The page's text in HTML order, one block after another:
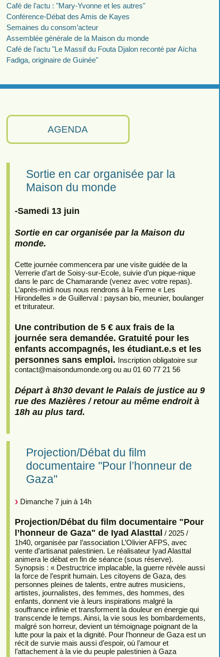
AGENDA
Sortie en car organisée par la
Maison du monde
-Samedi 13 juin
Sortie en car organisée par la Maison du
monde.
Cette journée commencera par une visite guidée de la
Verrerie d’art de Soisy-sur-Ecole, suivie d’un pique-nique
dans le parc de Chamarande (venez avec votre repas).
L’après-midi nous nous rendrons à la Ferme « Les
Hirondelles » de Guillerval : paysan bio, meunier, boulanger
et triturateur.
Une contribution de 5 € aux frais de la
journée sera demandée. Gratuité pour les
enfants accompagnés, les étudiant.e.s et les
personnes sans emploi. Inscription obligatoire sur
contact@maisondumonde.org ou au 01 60 77 21 56
Départ à 8h30 devant le Palais de justice au 9
rue des Mazières / retour au même endroit à
18h au plus tard.
Projection/Débat du film
documentaire "Pour l’honneur de
Gaza"
Dimanche 7 juin à 14h
Projection/Débat du film documentaire "Pour
l’honneur de Gaza" de Iyad Alasttal / 2025 /
1h40, organisée par l’association L’Olivier AFPS, avec
vente d’artisanat palestinien. Le réalisateur Iyad Alasttal
animera le débat en fin de séance (sous réserve).
Synopsis : « Destructrice implacable, la guerre révèle aussi
la force de l’esprit humain. Les citoyens de Gaza, des
personnes pleines de talents, entre autres musiciens,
artistes, journalistes, des femmes, des hommes, des
enfants, donnent vie à leurs inspirations malgré la
souffrance infinie et transforment la douleur en énergie qui
transcende le temps. Ainsi, la vie sous les bombardements,
malgré son horreur, devient un témoignage poignant de la
lutte pour la paix et la dignité. Pour l’honneur de Gaza est un
récit de survie mais aussi d’espoir, où l’amour et
l’attachement à la vie du peuple palestinien à Gaza
Café de l’actu : "Mary-Yvonne et les autres"
Conférence-Débat des Amis de Kayes
Semaines du consom’acteur
Assemblée générale de la Maison du monde
Café de l’actu "Le Massif du Fouta Djalon reconté par Aïcha
Fadiga, originaire de Guinée"